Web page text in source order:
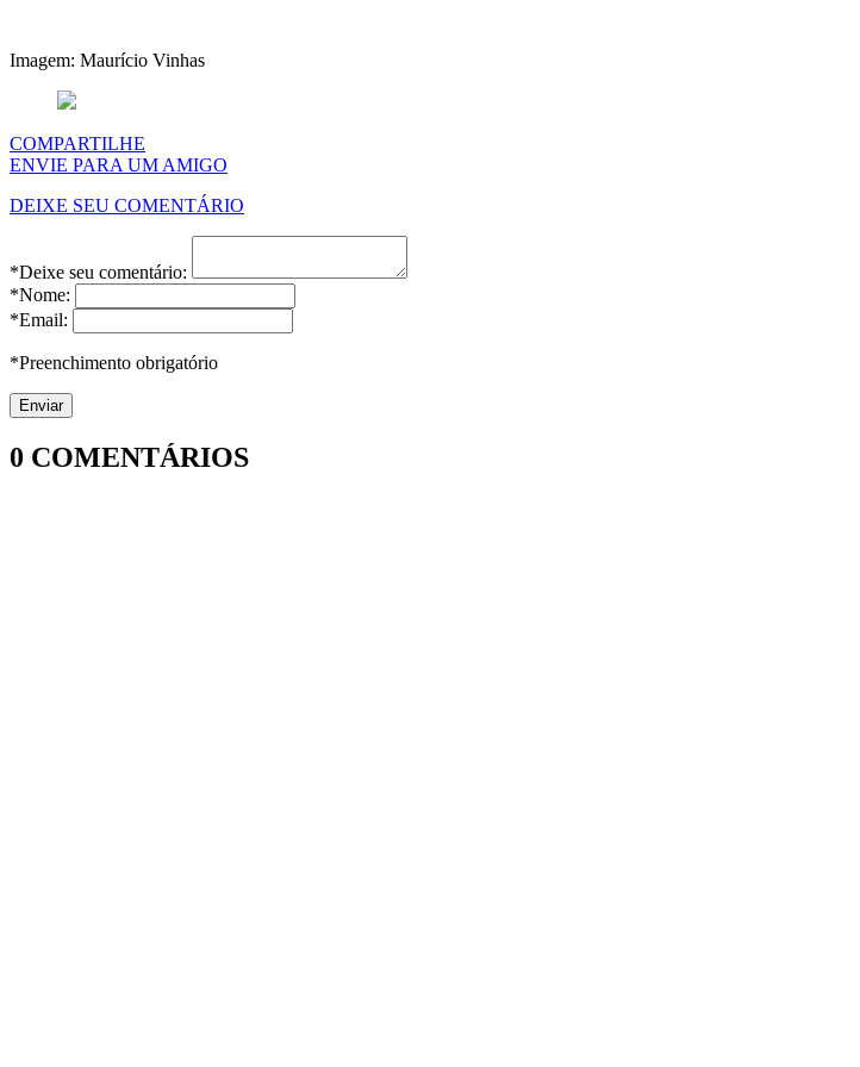
Imagem: Maurício Vinhas
COMPARTILHE
ENVIE PARA UM AMIGO
DEIXE SEU COMENTÁRIO
*Deixe seu comentário:
*Nome:
*Email:
*Preenchimento obrigatório
0 COMENTÁRIOS